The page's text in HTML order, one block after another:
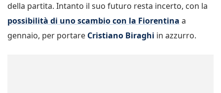
della partita. Intanto il suo futuro resta incerto, con la
possibilità di uno scambio con la Fiorentina a
gennaio, per portare Cristiano Biraghi in azzurro.